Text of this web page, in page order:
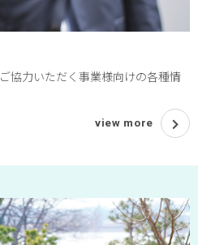
協力いただく事業様向けの各種情
view more